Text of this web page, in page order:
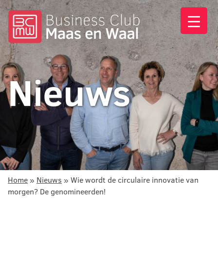
Nieuws
Home » Nieuws » Wie wordt de circulaire innovatie van
morgen? De genomineerden!